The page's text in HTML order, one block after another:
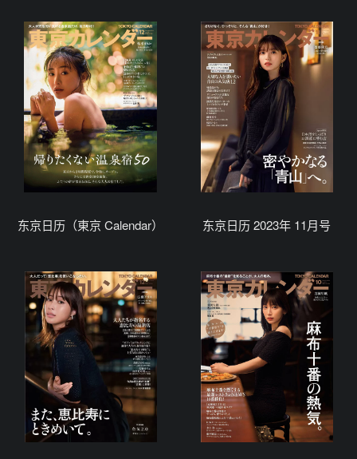
东京日历（東京 Calendar） 东京日历 2023年 11月号